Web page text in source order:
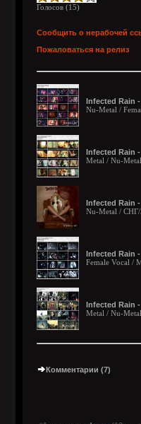
Голосов (15)
Сообщить о нерабочей
Пожаловаться на релиз
Infected Rain
Nu-Metal /
Infected Rain
Metal / Nu-
Infected Rain
Nu-Metal /
Infected Rain
Female Vocal /
Infected Rain
Metal / Nu-
Комментарии (7)